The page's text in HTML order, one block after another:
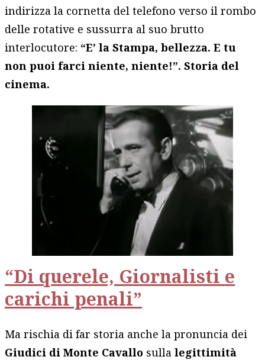
indirizza la cornetta del telefono verso il rombo
delle rotative e sussurra al suo brutto
interlocutore: “E’ la Stampa, bellezza. E tu
non puoi farci niente, niente!”. Storia del
cinema.
“Di querele, Giornalisti e
carichi penali”
Ma rischia di far storia anche la pronuncia dei
Giudici di Monte Cavallo sullalegittimità